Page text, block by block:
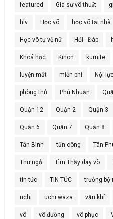
featured Gia sư võ thuật
hlv Học võ học võ tại nhà
Học võ tự vệ nữ Hỏi - Đáp
Khoá học Kihon kumite
luyện mắt miễn phí Nội
phòng thủ Phú Nhuận
Quận 12 Quận 2 Quận 3
Quận 6 Quận 7 Quận 8
Tân Bình tấn công Tân
Thư ngỏ Tìm Thầy dạy võ
tin tức TIN TỨC trưởng bộ
uchi uchi waza vận khí
võ võ đường võ phục